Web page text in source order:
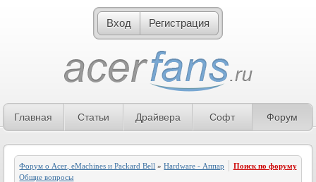
Вход Регистрация
Главная Статьи Драйвера Софт Форум
Форум о Acer, eMachines и Packard Bell »Hardware - Аппаратное обеспечение»
Общие вопросы
Поиск по форуму